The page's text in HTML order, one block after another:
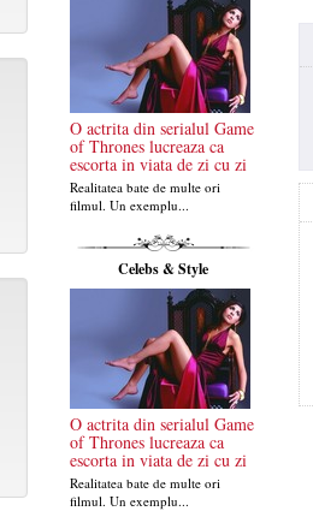
O actrita din serialul Game
of Thrones lucreaza ca
escorta in viata de zi cu zi
Realitatea bate de multe ori
filmul. Un exemplu...
Celebs & Style
O actrita din serialul Game
of Thrones lucreaza ca
escorta in viata de zi cu zi
Realitatea bate de multe ori
filmul. Un exemplu...